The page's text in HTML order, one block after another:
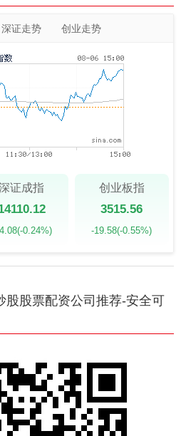
深证走势 创业走势
证成指
(-0.24%)
创业板指
3515.56
-19.58(-0.55%)
股股票配资公司推荐-安全可